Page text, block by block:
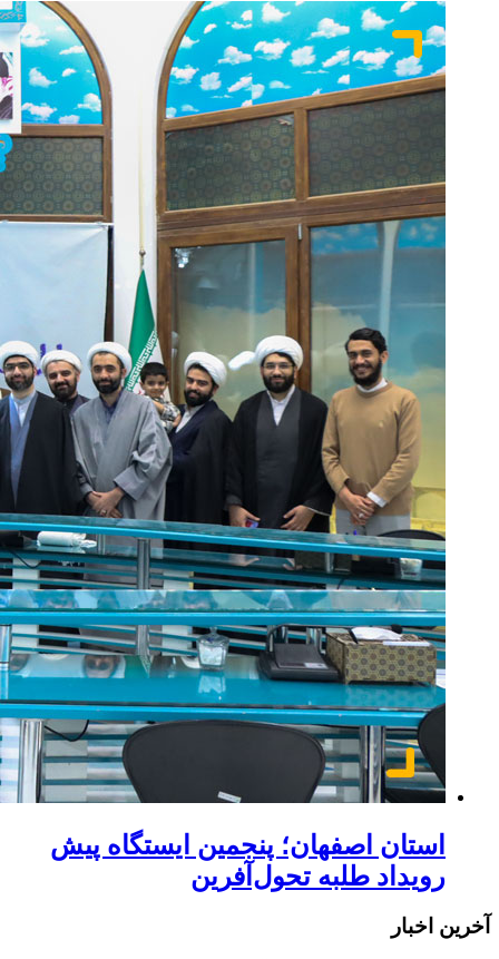
استان اصفهان؛ پنجمین ایستگاه پیش
رویداد طلبه تحول‌آفرین
آخرین اخبار